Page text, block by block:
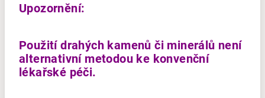
Upozornění:
Použití drahých kamenů či minerálů není
alternativní metodou ke konvenční
lékařské péči.